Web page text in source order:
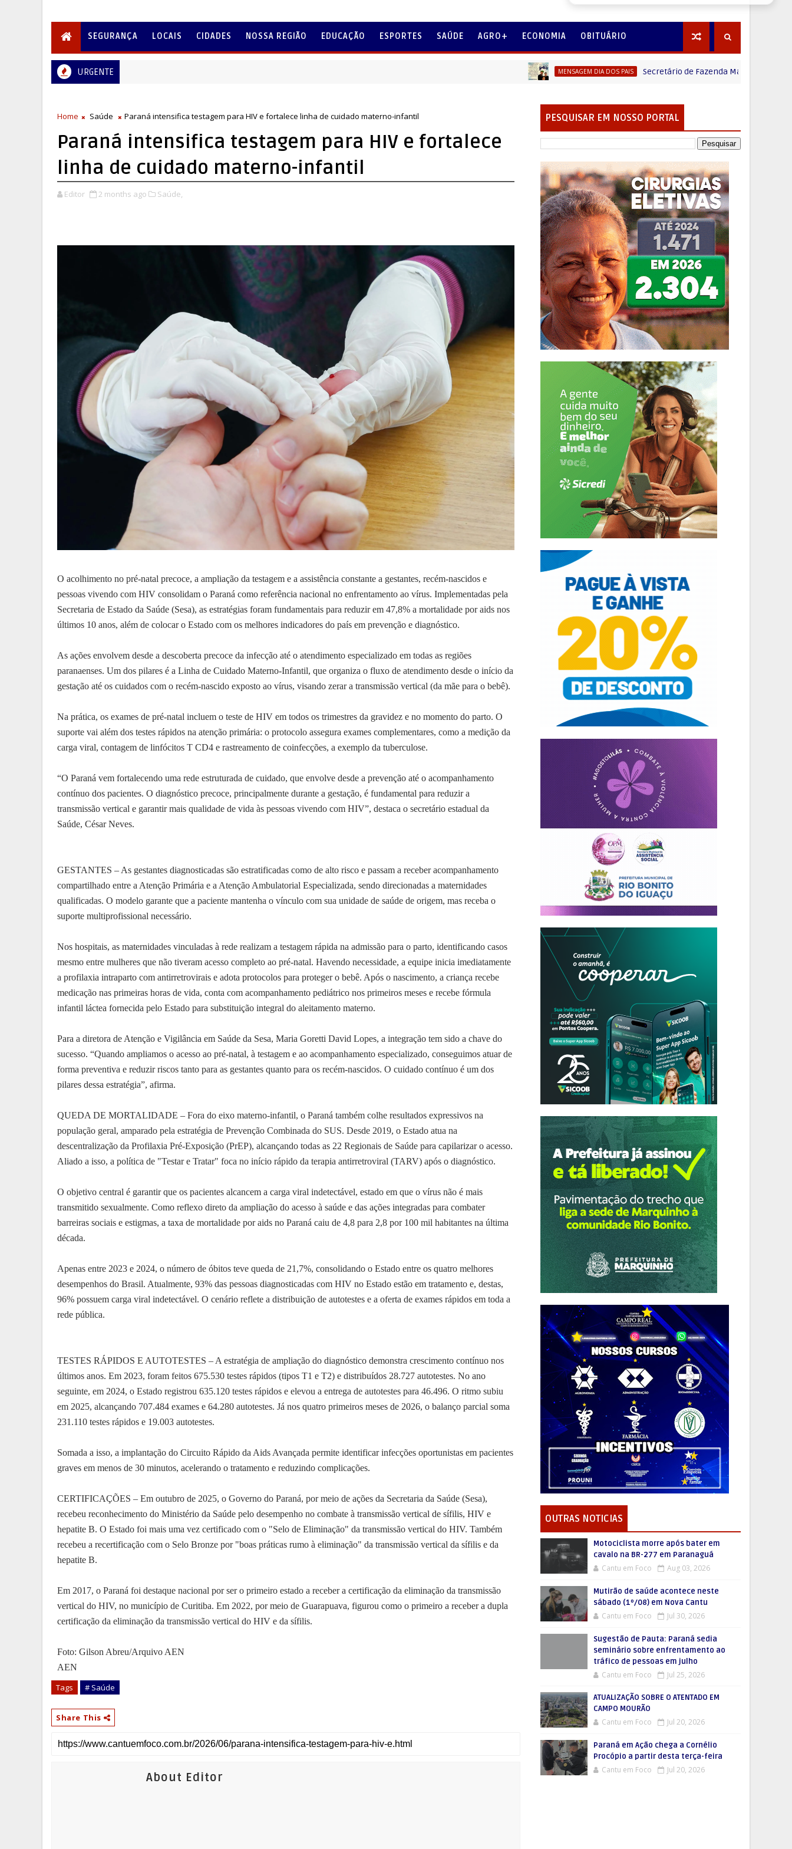
SEGURANÇA LOCAIS CIDADES NOSSA REGIÃO EDUCAÇÃO ESPORTES SAÚDE AGRO+ ECONOMIA OBITUÁRIO
URGENTE MENSAGEM DIA DOS PAIS Secretário de Fazenda Maurício Osciany deseja
Home Saúde Paraná intensifica testagem para HIV e fortalece linha de cuidado materno-infantil
Paraná intensifica testagem para HIV e fortalece
linha de cuidado materno-infantil
Editor 2 months ago Saúde,
O acolhimento no pré-natal precoce, a ampliação da testagem e a assistência constante a gestantes, recém-nascidos e
pessoas vivendo com HIV consolidam o Paraná como referência nacional no enfrentamento ao vírus. Implementadas pela
Secretaria de Estado da Saúde (Sesa), as estratégias foram fundamentais para reduzir em 47,8% a mortalidade por aids nos
últimos 10 anos, além de colocar o Estado com os melhores indicadores do país em prevenção e diagnóstico.
As ações envolvem desde a descoberta precoce da infecção até o atendimento especializado em todas as regiões
paranaenses. Um dos pilares é a Linha de Cuidado Materno-Infantil, que organiza o fluxo de atendimento desde o início da
gestação até os cuidados com o recém-nascido exposto ao vírus, visando zerar a transmissão vertical (da mãe para o bebê).
Na prática, os exames de pré-natal incluem o teste de HIV em todos os trimestres da gravidez e no momento do parto. O
suporte vai além dos testes rápidos na atenção primária: o protocolo assegura exames complementares, como a medição da
carga viral, contagem de linfócitos T CD4 e rastreamento de coinfecções, a exemplo da tuberculose.
“O Paraná vem fortalecendo uma rede estruturada de cuidado, que envolve desde a prevenção até o acompanhamento
contínuo dos pacientes. O diagnóstico precoce, principalmente durante a gestação, é fundamental para reduzir a
transmissão vertical e garantir mais qualidade de vida às pessoas vivendo com HIV”, destaca o secretário estadual da
Saúde, César Neves.
GESTANTES – As gestantes diagnosticadas são estratificadas como de alto risco e passam a receber acompanhamento
compartilhado entre a Atenção Primária e a Atenção Ambulatorial Especializada, sendo direcionadas a maternidades
qualificadas. O modelo garante que a paciente mantenha o vínculo com sua unidade de saúde de origem, mas receba o
suporte multiprofissional necessário.
Nos hospitais, as maternidades vinculadas à rede realizam a testagem rápida na admissão para o parto, identificando casos
mesmo entre mulheres que não tiveram acesso completo ao pré-natal. Havendo necessidade, a equipe inicia imediatamente
a profilaxia intraparto com antirretrovirais e adota protocolos para proteger o bebê. Após o nascimento, a criança recebe
medicação nas primeiras horas de vida, conta com acompanhamento pediátrico nos primeiros meses e recebe fórmula
infantil láctea fornecida pelo Estado para substituição integral do aleitamento materno.
Para a diretora de Atenção e Vigilância em Saúde da Sesa, Maria Goretti David Lopes, a integração tem sido a chave do
sucesso. “Quando ampliamos o acesso ao pré-natal, à testagem e ao acompanhamento especializado, conseguimos atuar de
forma preventiva e reduzir riscos tanto para as gestantes quanto para os recém-nascidos. O cuidado contínuo é um dos
pilares dessa estratégia”, afirma.
QUEDA DE MORTALIDADE – Fora do eixo materno-infantil, o Paraná também colhe resultados expressivos na
população geral, amparado pela estratégia de Prevenção Combinada do SUS. Desde 2019, o Estado atua na
descentralização da Profilaxia Pré-Exposição (PrEP), alcançando todas as 22 Regionais de Saúde para capilarizar o acesso.
Aliado a isso, a política de "Testar e Tratar" foca no início rápido da terapia antirretroviral (TARV) após o diagnóstico.
O objetivo central é garantir que os pacientes alcancem a carga viral indetectável, estado em que o vírus não é mais
transmitido sexualmente. Como reflexo direto da ampliação do acesso à saúde e das ações integradas para combater
barreiras sociais e estigmas, a taxa de mortalidade por aids no Paraná caiu de 4,8 para 2,8 por 100 mil habitantes na última
década.
Apenas entre 2023 e 2024, o número de óbitos teve queda de 21,7%, consolidando o Estado entre os quatro melhores
desempenhos do Brasil. Atualmente, 93% das pessoas diagnosticadas com HIV no Estado estão em tratamento e, destas,
96% possuem carga viral indetectável. O cenário reflete a distribuição de autotestes e a oferta de exames rápidos em toda a
rede pública.
TESTES RÁPIDOS E AUTOTESTES – A estratégia de ampliação do diagnóstico demonstra crescimento contínuo nos
últimos anos. Em 2023, foram feitos 675.530 testes rápidos (tipos T1 e T2) e distribuídos 28.727 autotestes. No ano
seguinte, em 2024, o Estado registrou 635.120 testes rápidos e elevou a entrega de autotestes para 46.496. O ritmo subiu
em 2025, alcançando 707.484 exames e 64.280 autotestes. Já nos quatro primeiros meses de 2026, o balanço parcial soma
231.110 testes rápidos e 19.003 autotestes.
Somada a isso, a implantação do Circuito Rápido da Aids Avançada permite identificar infecções oportunistas em pacientes
graves em menos de 30 minutos, acelerando o tratamento e reduzindo complicações.
CERTIFICAÇÕES – Em outubro de 2025, o Governo do Paraná, por meio de ações da Secretaria da Saúde (Sesa),
recebeu reconhecimento do Ministério da Saúde pelo desempenho no combate à transmissão vertical de sífilis, HIV e
hepatite B. O Estado foi mais uma vez certificado com o "Selo de Eliminação" da transmissão vertical do HIV. Também
recebeu a recertificação com o Selo Bronze por "boas práticas rumo à eliminação" da transmissão vertical da sífilis e da
hepatite B.
Em 2017, o Paraná foi destaque nacional por ser o primeiro estado a receber a certificação da eliminação da transmissão
vertical do HIV, no município de Curitiba. Em 2022, por meio de Guarapuava, figurou como o primeiro a receber a dupla
certificação da eliminação da transmissão vertical do HIV e da sífilis.
Foto: Gilson Abreu/Arquivo AEN
AEN
Tags # Saúde
Share This
About Editor
PESQUISAR EM NOSSO PORTAL
OUTRAS NOTICIAS
Motociclista morre após bater em
cavalo na BR-277 em Paranaguá
Cantu em Foco Aug 03, 2026
Mutirão de saúde acontece neste
sábado (1º/08) em Nova Cantu
Cantu em Foco Jul 30, 2026
Sugestão de Pauta: Paraná sedia
seminário sobre enfrentamento ao
tráfico de pessoas em julho
Cantu em Foco Jul 25, 2026
ATUALIZAÇÃO SOBRE O ATENTADO EM
CAMPO MOURÃO
Cantu em Foco Jul 20, 2026
Paraná em Ação chega a Cornélio
Procópio a partir desta terça-feira
Cantu em Foco Jul 20, 2026